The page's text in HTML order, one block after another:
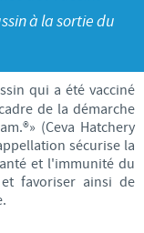
à la sortie du
qui a été vacciné
de la démarche
(Ceva Hatchery
sécurise la
et l'immunité du
favoriser ainsi de